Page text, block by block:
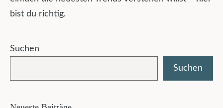
bist du richtig.
Suchen
Suchen